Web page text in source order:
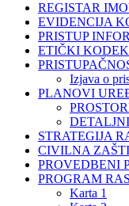
REGISTAR
EVIDENCIJA
PRISTUP
ETIČKI
Izjava o
PLANOVI
STRATEGIJA
CIVILNA
PROVEDBENI
PROGRAM
Karta 1